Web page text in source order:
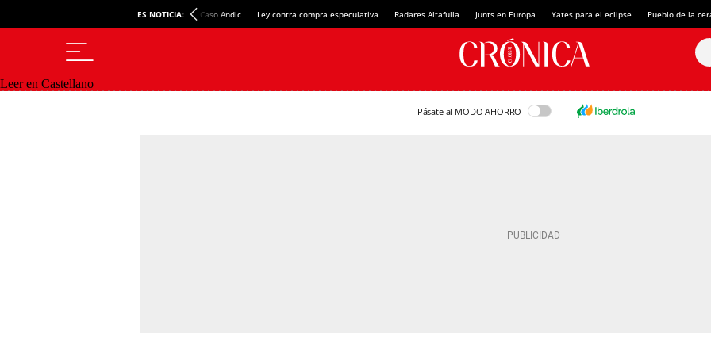
ES NOTICIA: Caso Andic Ley contra compra especulativa Radares Altafulla Junts en Europa Yates para el eclipse Pueblo de la
Leer en Castellano
Pásate al MODO AHORRO